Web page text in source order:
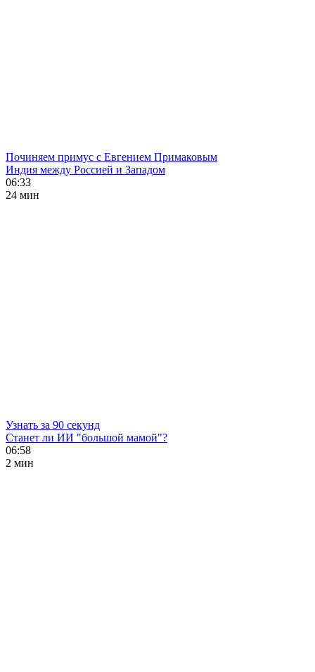
Починяем примус с Евгением Примаковым
Индия между Россией и Западом
06:33
24 мин
Узнать за 90 секунд
Станет ли ИИ "большой мамой"?
06:58
2 мин